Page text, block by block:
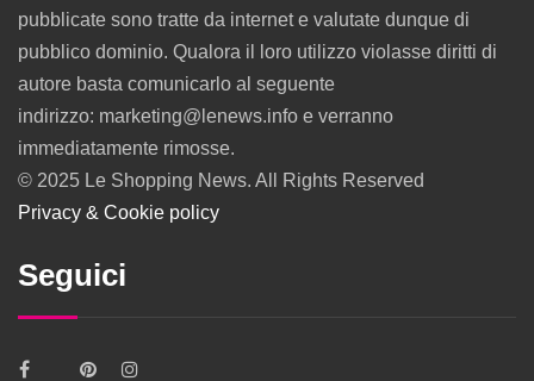
pubblicate sono tratte da internet e valutate dunque di
pubblico dominio. Qualora il loro utilizzo violasse diritti di
autore basta comunicarlo al seguente
indirizzo: marketing@lenews.info e verranno
immediatamente rimosse.
© 2025 Le Shopping News. All Rights Reserved
Privacy & Cookie policy
Seguici